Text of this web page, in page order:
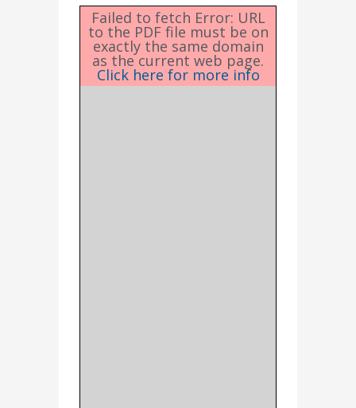
Failed to fetch Error: URL
to the PDF file must be on
exactly the same domain
as the current web page.
Click here for more info